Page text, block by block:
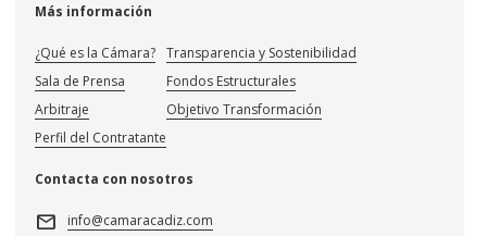
Más información
¿Qué es la Cámara?
Sala de Prensa
Arbitraje
Perfil del Contratante
Transparencia y Sostenibilidad
Fondos Estructurales
Objetivo Transformación
Contacta con nosotros
mail info@camaracadiz.com